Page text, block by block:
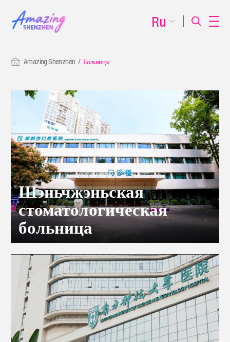
Amazing Shenzhen Больницы
Шэньчжэньская
стоматологическая
больница
Ru